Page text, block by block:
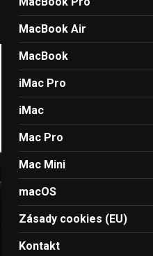
MacBook Air
MacBook
iMac Pro
iMac
Mac Pro
Mac Mini
macOS
Zásady cookies (EU)
Kontakt